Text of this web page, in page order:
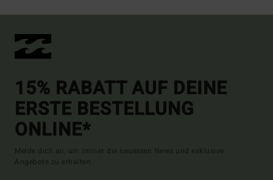
15% RABATT AUF DEINE
ERSTE BESTELLUNG
ONLINE*
Melde dich an, um immer die neuesten News und exklusive
Angebote zu erhalten.